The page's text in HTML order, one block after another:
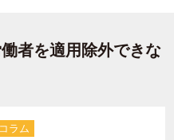
者を適用除外できな
ラム